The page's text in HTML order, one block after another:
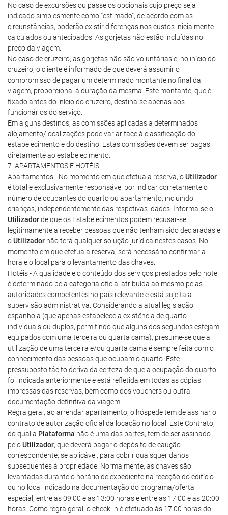
No caso de excursões ou passeios opcionais cujo preço seja
indicado simplesmente como "estimado", de acordo com as
circunstâncias, poderão existir diferenças nos custos inicialmente
calculados ou antecipados. As gorjetas não estão incluídas no
preço da viagem.
No caso de cruzeiro, as gorjetas não são voluntárias e, no início do
cruzeiro, o cliente é informado de que deverá assumir o
compromisso de pagar um determinado montante no final da
viagem, proporcional à duração da mesma. Este montante, que é
fixado antes do início do cruzeiro, destina-se apenas aos
funcionários do serviço.
Em alguns destinos, as comissões aplicadas a determinados
alojamento/localizações pode variar face à classificação do
estabelecimento e do destino. Estas comissões devem ser pagas
diretamente ao estabelecimento.
7. APARTAMENTOS E HOTÉIS
Apartamentos - No momento em que efetua a reserva, oUtilizador
é total e exclusivamente responsável por indicar corretamente o
número de ocupantes do quarto ou apartamento, incluindo
crianças, independentemente das respetivas idades. Informa-se o
Utilizadorde que os Estabelecimentos podem recusar-se
legitimamente a receber pessoas que não tenham sido declaradas e
oUtilizador não terá qualquer solução jurídica nestes casos. No
momento em que efetua a reserva, será necessário confirmar a
hora e o local para o levantamento das chaves.
Hotéis - A qualidade e o conteúdo dos serviços prestados pelo hotel
é determinado pela categoria oficial atribuída ao mesmo pelas
autoridades competentes no país relevante e está sujeita a
supervisão administrativa. Considerando a atual legislação
espanhola (que apenas estabelece a existência de quarto
individuais ou duplos, permitindo que alguns dos segundos estejam
equipados com uma terceira ou quarta cama), presume-se que a
utilização de uma terceira e/ou quarta cama é sempre feita com o
conhecimento das pessoas que ocupam o quarto. Este
pressuposto tácito deriva da certeza de que a ocupação do quarto
foi indicada anteriormente e está refletida em todas as cópias
impressas das reservas, bem como dos vouchers ou outra
documentação definitiva da viagem.
Regra geral, ao arrendar apartamento, o hóspede tem de assinar o
contrato de autorização oficial da locação no local. Este Contrato,
do qual a Plataforma não é uma das partes, tem de ser assinado
peloUtilizador, que deverá pagar o depósito de caução
correspondente, se aplicável, para cobrir quaisquer danos
subsequentes à propriedade. Normalmente, as chaves são
levantadas durante o horário de expediente na receção do edifício
ou no local indicado na documentação do programa/oferta
especial, entre as 09:00 e as 13:00 horas e entre as 17:00 e as 20:00
horas. Como regra geral, o check-in é efetuado às 17:00 horas do